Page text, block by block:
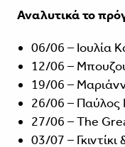
Αναλυτικά το
06/06 – Ιουλία
12/06 –
19/06 –
26/06 – Παύλος
27/06 – The
03/07 –